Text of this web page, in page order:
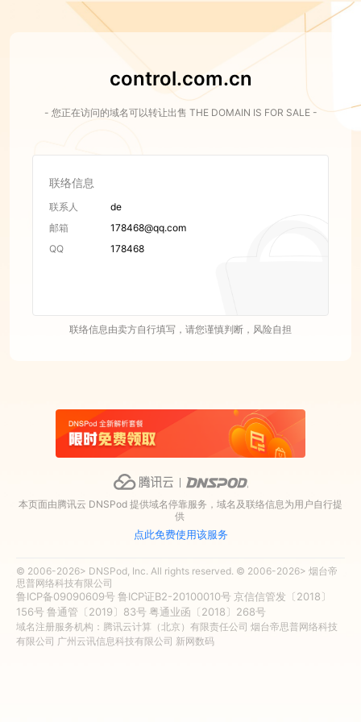
control.com.cn
- 您正在访问的域名可以转让出售 THE DOMAIN IS FOR SALE -
联络信息
联系人
de
邮箱
178468@qq.com
QQ
178468
联络信息由卖方自行填写，请您谨慎判断，风险自担
本页面由腾讯云 DNSPod 提供域名停靠服务，域名及联络信息为用户自行提
供
点此免费使用该服务
© 2006-2026> DNSPod, Inc. All rights reserved. © 2006-2026> 烟台帝
思普网络科技有限公司
鲁ICP备09090609号 鲁ICP证B2-20100010号 京信信管发〔2018〕
156号 鲁通管〔2019〕83号 粤通业函〔2018〕268号
域名注册服务机构：腾讯云计算（北京）有限责任公司 烟台帝思普网络科技
有限公司 广州云讯信息科技有限公司 新网数码